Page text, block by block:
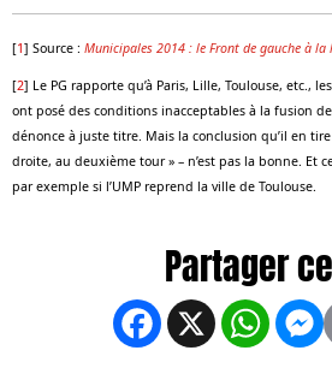
[1] Source : Municipales 2014 : le Front de gauche à la
[2] Le PG rapporte qu’à Paris, Lille, Toulouse, etc.,
ont posé des conditions inacceptables à la fusion
dénonce à juste titre. Mais la conclusion qu’il en
droite, au deuxième tour » – n’est pas la bonne. Et
par exemple si l’UMP reprend la ville de Toulouse.
Facebook
X